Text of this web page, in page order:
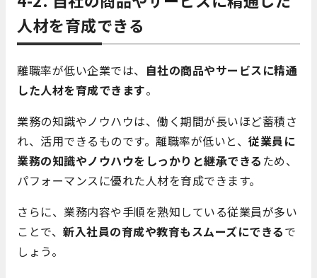
人材を育成できる
離職率が低い企業では、 自社の商品やサービスに精通
した人材を育成できます。
業務の知識やノウハウは、働く期間が長いほど蓄積さ
れ、活用できるものです。離職率が低いと、 従業員に
業務の知識やノウハウをしっかりと継承できる ため、
パフォーマンスに優れた人材を育成できます。
さらに、業務内容や手順を熟知している従業員が多い
ことで、 新入社員の育成や教育もスムーズにできるで
しょう。